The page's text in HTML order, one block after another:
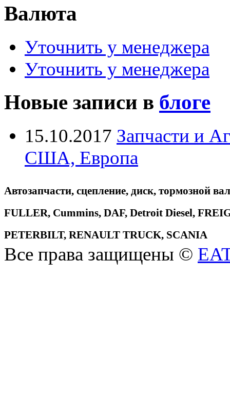
Валюта
Уточнить у менеджера
Уточнить у менеджера
Новые записи в блоге
15.10.2017 Запчасти и
США, Европа
Автозапчасти, сцепление, диск, тормозной
FULLER, Cummins, DAF, Detroit Diesel,
PETERBILT, RENAULT TRUCK, SCANIA
Все права защищены ©